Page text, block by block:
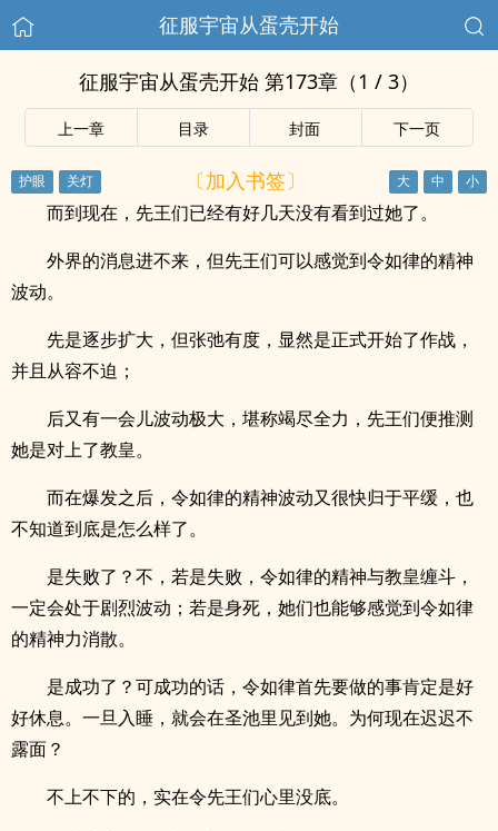
征服宇宙从蛋壳开始
征服宇宙从蛋壳开始 第173章（1 / 3）
上一章 目录 封面 下一页
〔加入书签〕
而到现在，先王们已经有好几天没有看到过她了。
外界的消息进不来，但先王们可以感觉到令如律的精神
波动。
先是逐步扩大，但张弛有度，显然是正式开始了作战，
并且从容不迫；
后又有一会儿波动极大，堪称竭尽全力，先王们便推测
她是对上了教皇。
而在爆发之后，令如律的精神波动又很快归于平缓，也
不知道到底是怎么样了。
是失败了？不，若是失败，令如律的精神与教皇缠斗，
一定会处于剧烈波动；若是身死，她们也能够感觉到令如律
的精神力消散。
是成功了？可成功的话，令如律首先要做的事肯定是好
好休息。一旦入睡，就会在圣池里见到她。为何现在迟迟不
露面？
不上不下的，实在令先王们心里没底。